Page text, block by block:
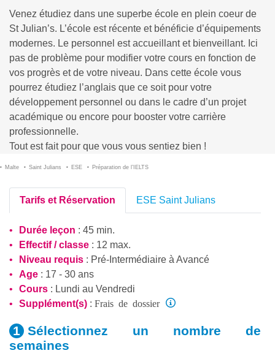
Venez étudiez dans une superbe école en plein coeur de
St Julian’s. L’école est récente et bénéficie d’équipements
modernes. Le personnel est accueillant et bienveillant. Ici
pas de problème pour modifier votre cours en fonction de
vos progrès et de votre niveau. Dans cette école vous
pourrez étudiez l’anglais que ce soit pour votre
développement personnel ou dans le cadre d’un projet
académique ou encore pour booster votre carrière
professionnelle.
Tout est fait pour que vous vous sentiez bien !
Malte Saint Julians ESE Préparation de l’IELTS
Tarifs et Réservation ESE Saint Julians
Durée leçon : 45 min.
Effectif / classe : 12 max.
Niveau requis : Pré-Intermédiaire à Avancé
Age : 17 - 30 ans
Cours : Lundi au Vendredi
Supplément(s) : Frais de dossier
Sélectionnez un nombre de
semaines